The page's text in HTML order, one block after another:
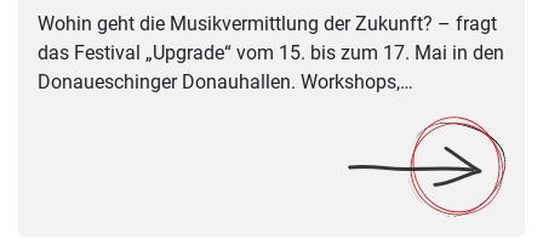
Wohin geht die Musikvermittlung der Zukunft? – fragt
das Festival „Upgrade“ vom 15. bis zum 17. Mai in den
Donaueschinger Donauhallen. Workshops,…